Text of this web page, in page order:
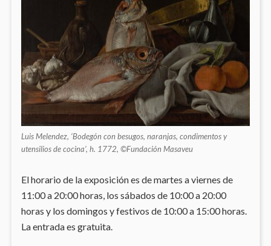
Luis Melendez, ‘Bodegón con besugos, naranjas, condimentos y
utensilios de cocina’, h. 1772, ©Fundación Masaveu
El horario de la exposición es de martes a viernes de
11:00 a 20:00 horas, los sábados de 10:00 a 20:00
horas y los domingos y festivos de 10:00 a 15:00 horas.
La entrada es gratuita.